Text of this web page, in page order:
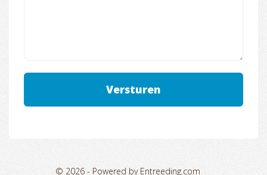
© 2026 - Powered by Entreeding.com